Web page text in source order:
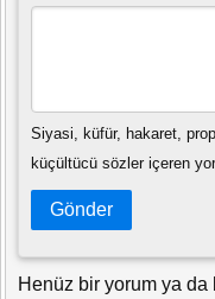
Siyasi, küfür, hakaret,
küçültücü sözler içeren
Gönder
Henüz bir yorum ya da